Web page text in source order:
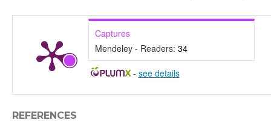
Captures
Mendeley - Readers: 34
- see details
REFERENCES